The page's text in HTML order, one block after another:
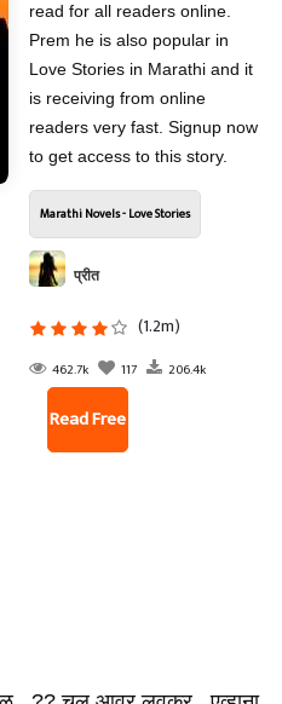
read for all readers online.
Prem he is also popular in
Love Stories in Marathi and it
is receiving from online
readers very fast. Signup now
to get access to this story.
Marathi Novels - Love Stories
प्रीत
(1.2m)
462.7k 117 206.4k
Read Free